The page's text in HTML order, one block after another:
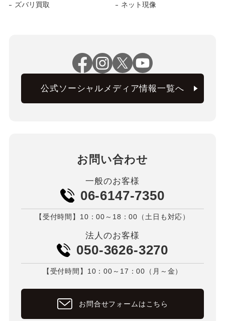
ズバリ買取 ネット現像
公式ソーシャルメディア情報一覧へ
お問い合わせ
一般のお客様
06-6147-7350
【受付時間】10：00～18：00（土日も対応）
法人のお客様
050-3626-3270
【受付時間】10：00～17：00（月～金）
お問合せフォームはこちら